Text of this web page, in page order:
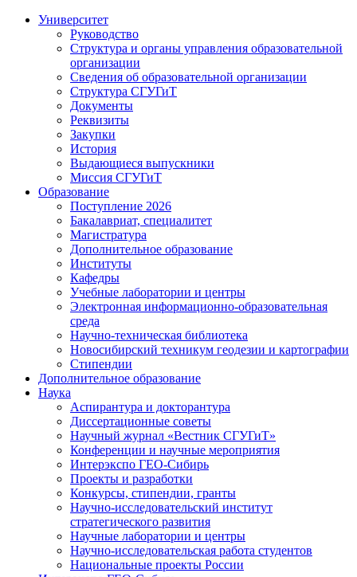
Университет
Руководство
Структура и органы управления образовательной
организации
Сведения об образовательной организации
Структура СГУГиТ
Документы
Реквизиты
Закупки
История
Выдающиеся выпускники
Миссия СГУГиТ
Образование
Поступление 2026
Бакалавриат, специалитет
Магистратура
Дополнительное образование
Институты
Кафедры
Учебные лаборатории и центры
Электронная информационно-образовательная
среда
Научно-техническая библиотека
Новосибирский техникум геодезии и картографии
Стипендии
Дополнительное образование
Наука
Аспирантура и докторантура
Диссертационные советы
Научный журнал «Вестник СГУГиТ»
Конференции и научные мероприятия
Интерэкспо ГЕО-Сибирь
Проекты и разработки
Конкурсы, стипендии, гранты
Научно-исследовательский институт
стратегического развития
Научные лаборатории и центры
Научно-исследовательская работа студентов
Национальные проекты России